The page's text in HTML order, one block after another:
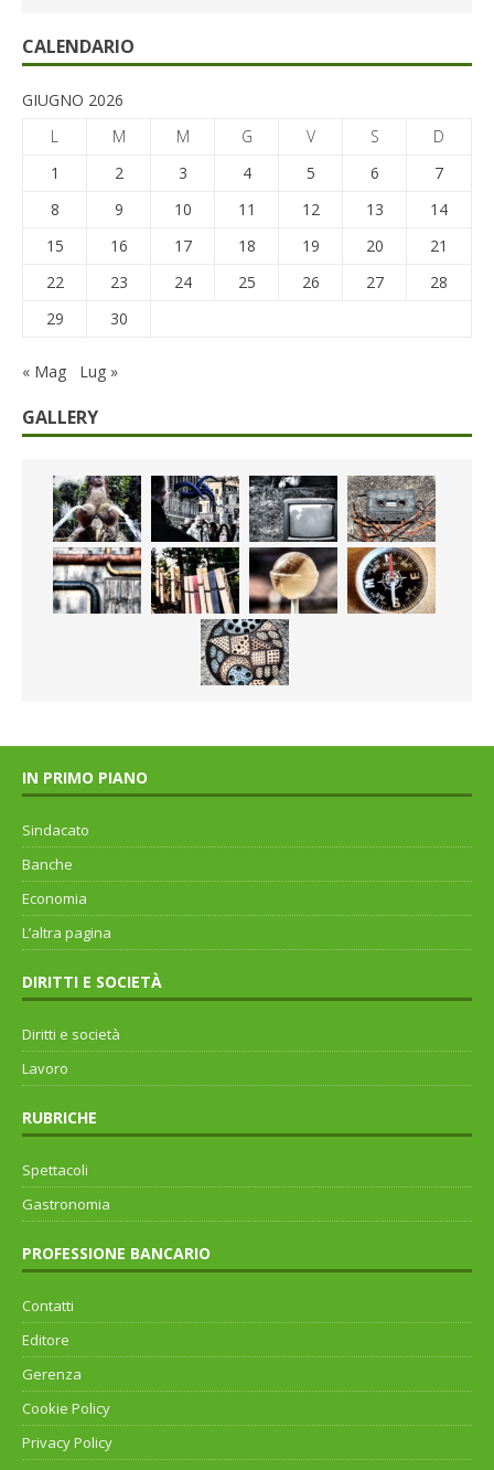
CALENDARIO
GIUGNO 2026
L
M M G V S
D
1
2 3 4 5 6
7
8
9 10 11 12 13
14
15
16 17 18 19 20
21
22
23 24 25 26 27
28
29
30
« Mag Lug »
GALLERY
IN PRIMO PIANO
Sindacato
Banche
Economia
L’altra pagina
DIRITTI E SOCIETÀ
Diritti e società
Lavoro
RUBRICHE
Spettacoli
Gastronomia
PROFESSIONE BANCARIO
Contatti
Editore
Gerenza
Cookie Policy
Privacy Policy